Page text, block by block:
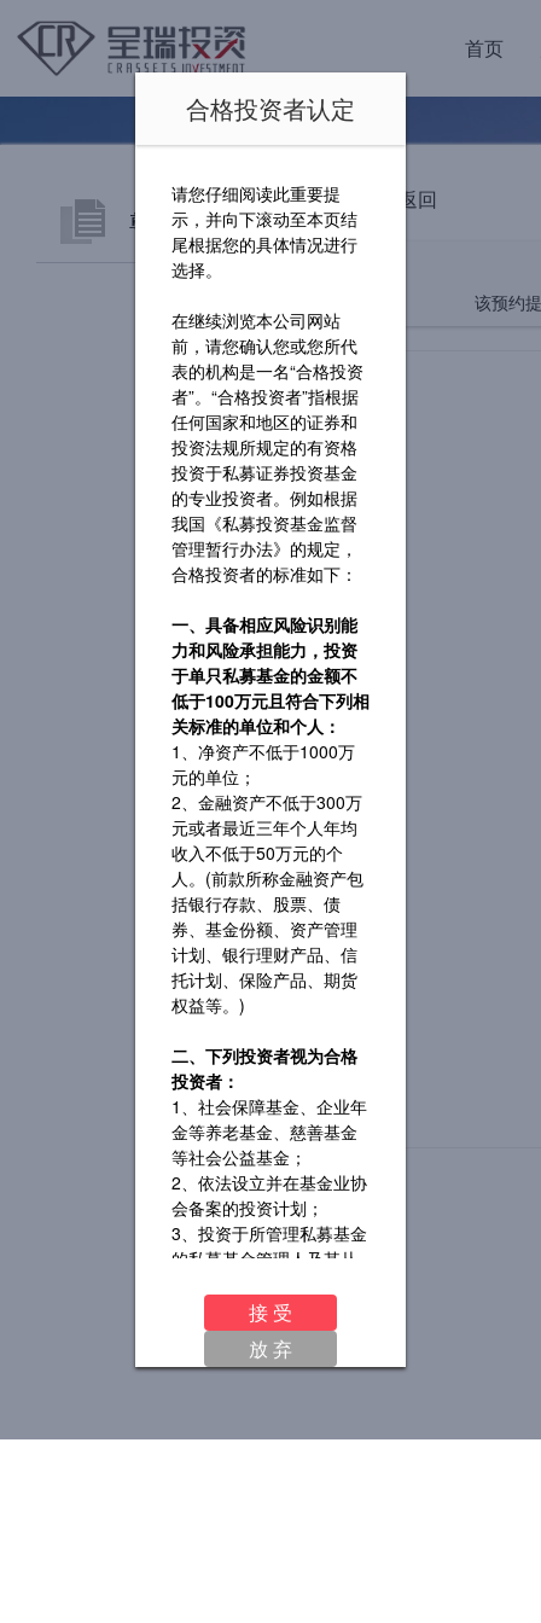
合格投资者认定
请您仔细阅读此重要提
示，并向下滚动至本页结
尾根据您的具体情况进行
选择。
在继续浏览本公司网站
前，请您确认您或您所代
表的机构是一名“合格投资
者”。“合格投资者”指根据
任何国家和地区的证券和
投资法规所规定的有资格
投资于私募证券投资基金
的专业投资者。例如根据
我国《私募投资基金监督
管理暂行办法》的规定，
合格投资者的标准如下：
一、具备相应风险识别能
力和风险承担能力，投资
于单只私募基金的金额不
低于100万元且符合下列相
关标准的单位和个人：
1、净资产不低于1000万
元的单位；
2、金融资产不低于300万
元或者最近三年个人年均
收入不低于50万元的个
人。(前款所称金融资产包
括银行存款、股票、债
券、基金份额、资产管理
计划、银行理财产品、信
托计划、保险产品、期货
权益等。)
二、下列投资者视为合格
投资者：
1、社会保障基金、企业年
金等养老基金、慈善基金
等社会公益基金；
2、依法设立并在基金业协
会备案的投资计划；
3、投资于所管理私募基金
的私募基金管理人及其从
4、中国证监会规定的其他
投资者。
明您声明及保证您或您所
接 受
放 弃
首页
尊享服务
网上预约
下载中心
投资者问答
联系我们
返回
该预约